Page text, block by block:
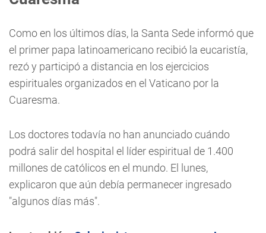
Como en los últimos días, la Santa Sede informó que
el primer papa latinoamericano recibió la eucaristía,
rezó y participó a distancia en los ejercicios
espirituales organizados en el Vaticano por la
Cuaresma.
Los doctores todavía no han anunciado cuándo
podrá salir del hospital el líder espiritual de 1.400
millones de católicos en el mundo. El lunes,
explicaron que aún debía permanecer ingresado
"algunos días más".